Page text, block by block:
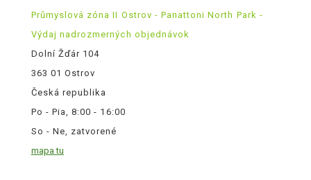
Průmyslová zóna II Ostrov - Panattoni North Park -
Výdaj nadrozmerných objednávok
Dolní Žďár 104
363 01 Ostrov
Česká republika
Po - Pia, 8:00 - 16:00
So - Ne, zatvorené
mapa tu